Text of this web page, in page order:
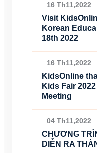
16 Th11,2022
Visit
Korean
18th 2022
16 Th11,2022
KidsOnline
Kids Fair
Meeting
04 Th11,2022
CHƯƠNG
DIỄN RA